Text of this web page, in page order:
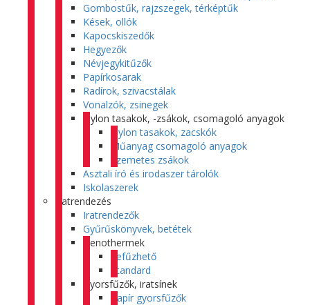
Gombostűk, rajzszegek, térképtűk
Kések, ollók
Kapocskiszedők
Hegyezők
Névjegykitűzők
Papírkosarak
Radírok, szivacstálak
Vonalzók, zsinegek
Nylon tasakok, -zsákok, csomagoló anyagok
Nylon tasakok, zacskók
Műanyag csomagoló anyagok
Szemetes zsákok
Asztali író és irodaszer tárolók
Iskolaszerek
Iratrendezés
Iratrendezők
Gyűrűskönyvek, betétek
Genothermek
Lefűzhető
Standard
Gyorsfűzők, iratsínek
Papír gyorsfűzők